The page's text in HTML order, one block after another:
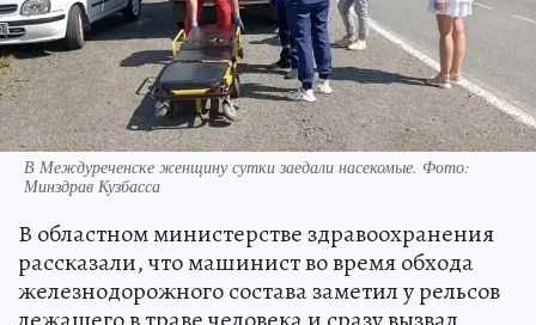
В Междуреченске женщину сутки заедали насекомые. Фото:
Минздрав Кузбасса
В областном министерстве здравоохранения
рассказали, что машинист во время обхода
железнодорожного состава заметил у рельсов